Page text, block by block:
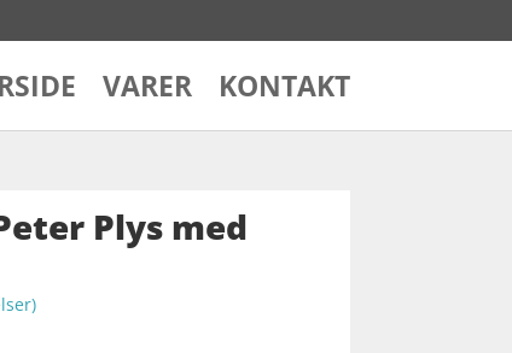
VARER KONTAKT
Plys med